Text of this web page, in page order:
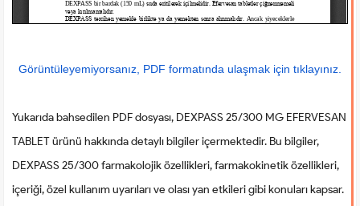
Görüntüleyemiyorsanız, PDF formatında ulaşmak için tıklayınız.
Yukarıda bahsedilen PDF dosyası, DEXPASS 25/300 MG EFERVESAN
TABLET ürünü hakkında detaylı bilgiler içermektedir. Bu bilgiler,
DEXPASS 25/300 farmakolojik özellikleri, farmakokinetik özellikleri,
içeriği, özel kullanım uyarıları ve olası yan etkileri gibi konuları kapsar.